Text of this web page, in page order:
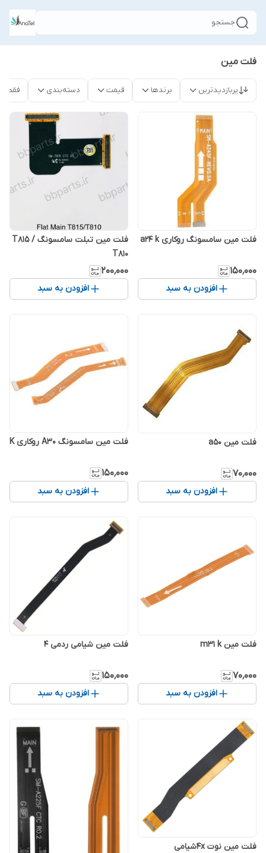
جستجو
فلت مین
پربازدیدترین برندها قیمت دسته‌بندی فقط
فلت مین سامسونگ روکاری a24 k
۱۵۰٬۰۰۰
افزودن به سبد
فلت مین تبلت سامسونگ T815 /
T810
۲۰۰٬۰۰۰
افزودن به سبد
فلت مین a50
۷۰٬۰۰۰
افزودن به سبد
فلت مین سامسونگ A30 روکاری K
۱۵۰٬۰۰۰
افزودن به سبد
فلت مین m31 k
۷۰٬۰۰۰
افزودن به سبد
فلت مین شیامی ردمی 4
۱۵۰٬۰۰۰
افزودن به سبد
فلت مین نوت 4xشیامی